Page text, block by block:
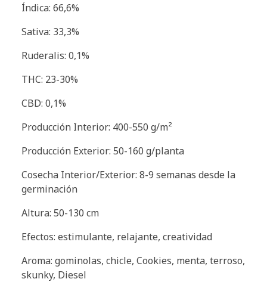
Índica: 66,6%
Sativa: 33,3%
Ruderalis: 0,1%
THC: 23-30%
CBD: 0,1%
Producción Interior: 400-550 g/m²
Producción Exterior: 50-160 g/planta
Cosecha Interior/Exterior: 8-9 semanas desde la
germinación
Altura: 50-130 cm
Efectos: estimulante, relajante, creatividad
Aroma: gominolas, chicle, Cookies, menta, terroso,
skunky, Diesel